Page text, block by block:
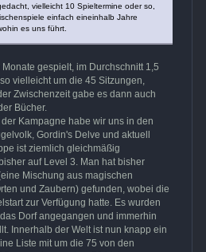
vielleicht 10 Spieltermine oder so,
einfach eineinhalb Jahre
es uns führt.
gespielt, im Durchschnitt 1,5
vielleicht um die 45 Sitzungen,
Zwischenzeit gabe es dann auch
Bücher.
Kampagne habe wir uns in den
Gordin's Delve und aktuell
ist ziemlich gleichmäßig
auf Level 3. Man hat bisher
Mischung aus magischen
und Zaubern) gefunden, wobei die
zur Verfügung hatte. Es wurden
Dorf angegangen und immerhin
Innerhalb der Welt ist nun knapp ein
Liste mit um die 75 von den